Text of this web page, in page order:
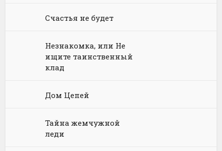
Языкознание
Социальная фантастика
Юмористическая фантастика
Ужасы и Мистика
Фэнтези про драконов
Юмористическое фэнтези
Счастья не будет
Незнакомка, или Не
ищите таинственный
клад
Дом Цепей
Тайна жемчужной
леди